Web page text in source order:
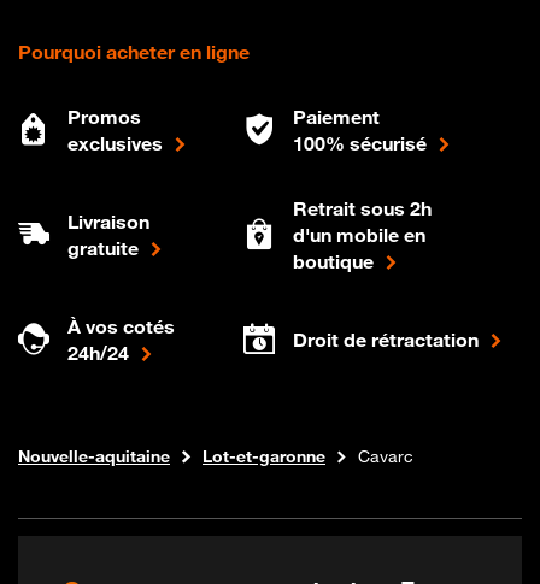
Pourquoi acheter en ligne
Promos
exclusives
Paiement
100% sécurisé
Livraison
gratuite
Retrait sous 2h
d'un mobile en
boutique
À vos cotés
24h/24
Droit de rétractation
Boutique Orange
Internet fibre
Nouvelle-aquitaine Lot-et-garonne Cavarc